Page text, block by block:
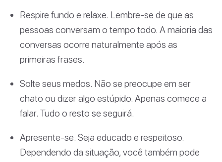
Respire fundo e relaxe. Lembre-se de que as
pessoas conversam o tempo todo. A maioria das
conversas ocorre naturalmente após as
primeiras frases.
Solte seus medos. Não se preocupe em ser
chato ou dizer algo estúpido. Apenas comece a
falar. Tudo o resto se seguirá.
Apresente-se. Seja educado e respeitoso.
Dependendo da situação, você também pode